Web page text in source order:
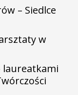
– Siedlce
w
laureatkami